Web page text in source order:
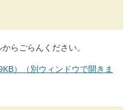
らごらんください。
）（別ウィンドウで開きま